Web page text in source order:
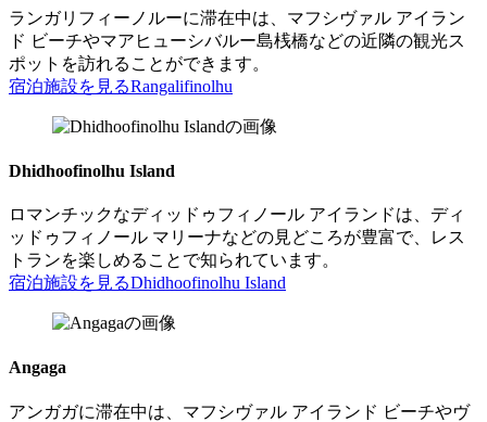
ランガリフィーノルーに滞在中は、マフシヴァル アイラン
ド ビーチやマアヒューシバルー島桟橋などの近隣の観光ス
ポットを訪れることができます。
宿泊施設を見るRangalifinolhu
Dhidhoofinolhu Island
ロマンチックなディッドゥフィノール アイランドは、ディ
ッドゥフィノール マリーナなどの見どころが豊富で、レス
トランを楽しめることで知られています。
宿泊施設を見るDhidhoofinolhu Island
Angaga
アンガガに滞在中は、マフシヴァル アイランド ビーチやヴ